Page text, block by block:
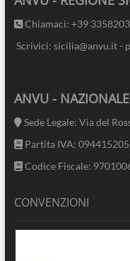
Chiamaci: +39
Scrivici: sicilia@anvu.it -
ANVU - NAZIONALE
Sede Legale: Via del
Partita IVA:
Codice Fiscale:
CONVENZIONI